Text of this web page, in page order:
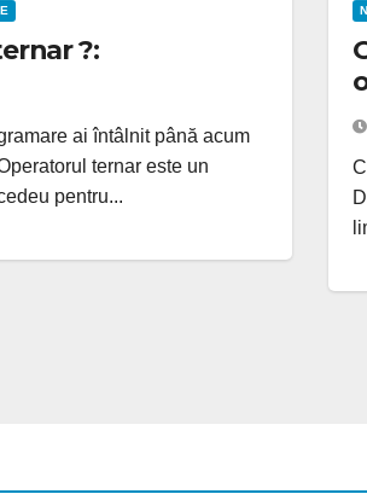
?:
ai întâlnit până acum
ternar este un
pentru...